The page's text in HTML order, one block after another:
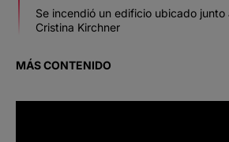
Se incendió un edificio ubicado junto
Cristina Kirchner
MÁS CONTENIDO